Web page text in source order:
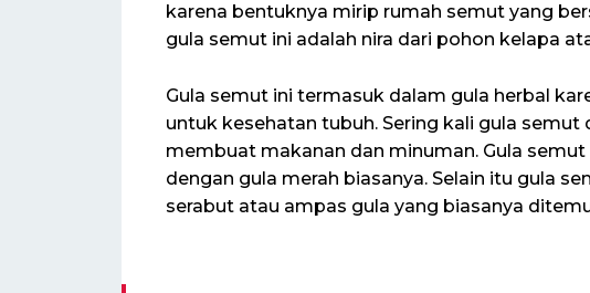
karena bentuknya mirip rumah semut yang
gula semut ini adalah nira dari pohon kelapa
Gula semut ini termasuk dalam gula herbal
untuk kesehatan tubuh. Sering kali gula semut
membuat makanan dan minuman. Gula
dengan gula merah biasanya. Selain itu gula
serabut atau ampas gula yang biasanya